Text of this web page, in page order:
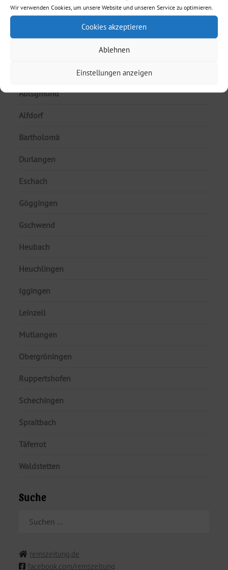
Wir verwenden Cookies, um unsere Website und unseren Service zu optimieren.
Cookies akzeptieren
Ablehnen
Einstellungen anzeigen
Schwäbisch Gmünd
Lorch
Zwischen Wald und Alb
Abtsgmünd
Alfdorf
Bartholomä
Durlangen
Eschach
Göggingen
Gschwend
Heubach
Heuchlingen
Iggingen
Leinzell
Mutlangen
Obergröningen
Ruppertshofen
Schechingen
Spraitbach
Täferrot
Waldstetten
Suche
NACH:
remszeitung.de
facebook.com/remszeitung